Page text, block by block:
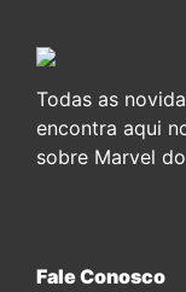
Todas as
encontra aqui
sobre Marvel
Fale Conosco